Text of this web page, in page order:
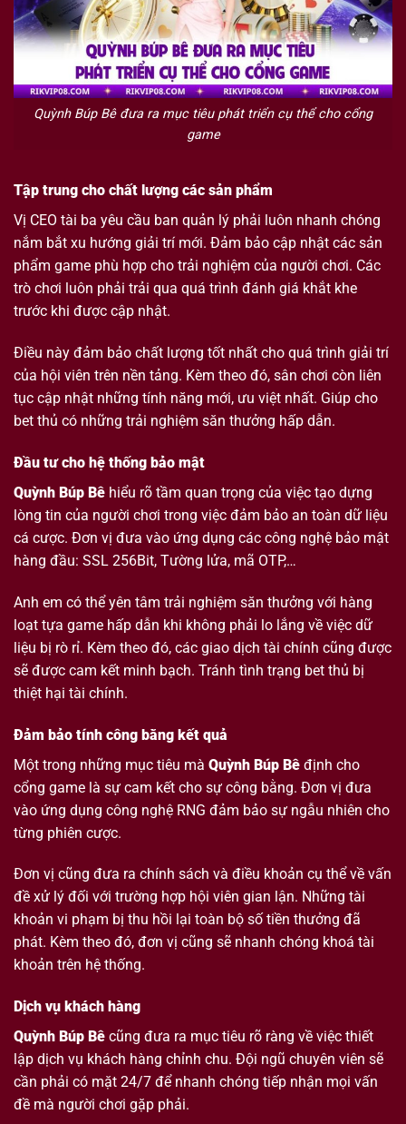
Quỳnh Búp Bê đưa ra mục tiêu phát triển cụ thể cho cổng
game
Tập trung cho chất lượng các sản phẩm
Vị CEO tài ba yêu cầu ban quản lý phải luôn nhanh chóng
nắm bắt xu hướng giải trí mới. Đảm bảo cập nhật các sản
phẩm game phù hợp cho trải nghiệm của người chơi. Các
trò chơi luôn phải trải qua quá trình đánh giá khắt khe
trước khi được cập nhật.
Điều này đảm bảo chất lượng tốt nhất cho quá trình giải trí
của hội viên trên nền tảng. Kèm theo đó, sân chơi còn liên
tục cập nhật những tính năng mới, ưu việt nhất. Giúp cho
bet thủ có những trải nghiệm săn thưởng hấp dẫn.
Đầu tư cho hệ thống bảo mật
Quỳnh Búp Bê hiểu rõ tầm quan trọng của việc tạo dựng
lòng tin của người chơi trong việc đảm bảo an toàn dữ liệu
cá cược. Đơn vị đưa vào ứng dụng các công nghệ bảo mật
hàng đầu: SSL 256Bit, Tường lửa, mã OTP,…
Anh em có thể yên tâm trải nghiệm săn thưởng với hàng
loạt tựa game hấp dẫn khi không phải lo lắng về việc dữ
liệu bị rò rỉ. Kèm theo đó, các giao dịch tài chính cũng được
sẽ được cam kết minh bạch. Tránh tình trạng bet thủ bị
thiệt hại tài chính.
Đảm bảo tính công bằng kết quả
Một trong những mục tiêu mà Quỳnh Búp Bê định cho
cổng game là sự cam kết cho sự công bằng. Đơn vị đưa
vào ứng dụng công nghệ RNG đảm bảo sự ngẫu nhiên cho
từng phiên cược.
Đơn vị cũng đưa ra chính sách và điều khoản cụ thể về vấn
đề xử lý đối với trường hợp hội viên gian lận. Những tài
khoản vi phạm bị thu hồi lại toàn bộ số tiền thưởng đã
phát. Kèm theo đó, đơn vị cũng sẽ nhanh chóng khoá tài
khoản trên hệ thống.
Dịch vụ khách hàng
Quỳnh Búp Bê cũng đưa ra mục tiêu rõ ràng về việc thiết
lập dịch vụ khách hàng chỉnh chu. Đội ngũ chuyên viên sẽ
cần phải có mặt 24/7 để nhanh chóng tiếp nhận mọi vấn
đề mà người chơi gặp phải.